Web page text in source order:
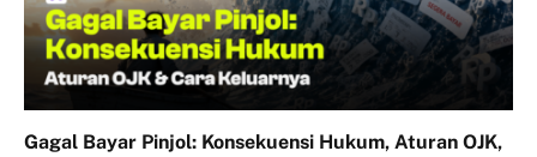
Gagal Bayar Pinjol: Konsekuensi Hukum, Aturan OJK,